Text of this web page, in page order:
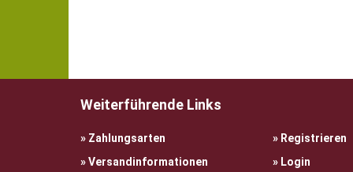
Weiterführende Links
Zahlungsarten
Versandinformationen
Registrieren
Login